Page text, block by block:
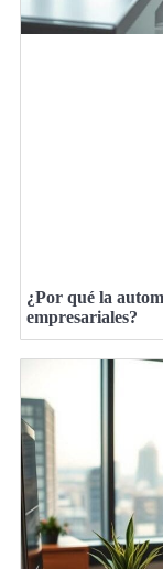
¿Por qué la
empresariales?